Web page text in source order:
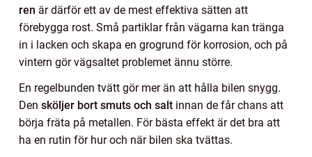
ren är därför ett av de mest effektiva sätten att
förebygga rost. Små partiklar från vägarna kan tränga
in i lacken och skapa en grogrund för korrosion, och på
vintern gör vägsaltet problemet ännu större.
En regelbunden tvätt gör mer än att hålla bilen snygg.
Den sköljer bort smuts och salt innan de får chans att
börja fräta på metallen. För bästa effekt är det bra att
ha en rutin för hur och när bilen ska tvättas.